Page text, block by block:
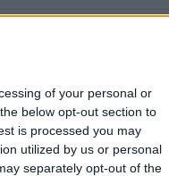
of your personal or
below opt-out section to
is processed you may
utilized by us or personal
separately opt-out of the
42.22.00
33.20.02